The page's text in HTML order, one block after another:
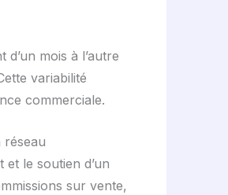
mois à l’autre
variabilité
commerciale.
réseau
et le soutien d’un
sur vente,